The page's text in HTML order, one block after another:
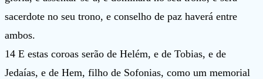
sacerdote no seu trono, e conselho de paz haverá entre
ambos.
14 E estas coroas serão de Helém, e de Tobias, e de
Jedaías, e de Hem, filho de Sofonias, como um memorial